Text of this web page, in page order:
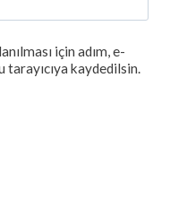
için adım, e-
kaydedilsin.